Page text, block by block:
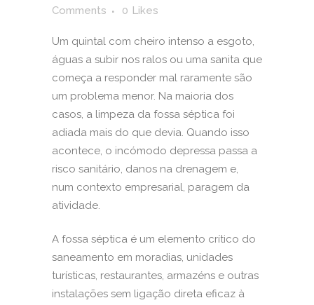
Comments
0 Likes
Um quintal com cheiro intenso a esgoto,
águas a subir nos ralos ou uma sanita que
começa a responder mal raramente são
um problema menor. Na maioria dos
casos, a limpeza da fossa séptica foi
adiada mais do que devia. Quando isso
acontece, o incómodo depressa passa a
risco sanitário, danos na drenagem e,
num contexto empresarial, paragem da
atividade.
A fossa séptica é um elemento crítico do
saneamento em moradias, unidades
turísticas, restaurantes, armazéns e outras
instalações sem ligação direta eficaz à